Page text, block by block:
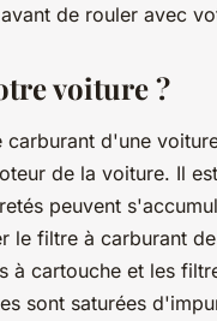
de rouler avec
voiture ?
carburant d'une
de la voiture. Il
peuvent
le filtre à carburant
à cartouche et les
sont saturées